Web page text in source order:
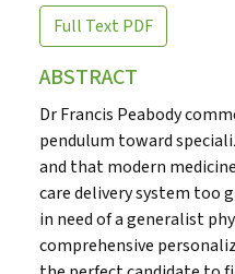
Full Text PDF
ABSTRACT
Dr Francis Peabody
pendulum toward
and that modern
care delivery system too
in need of a generalist
comprehensive